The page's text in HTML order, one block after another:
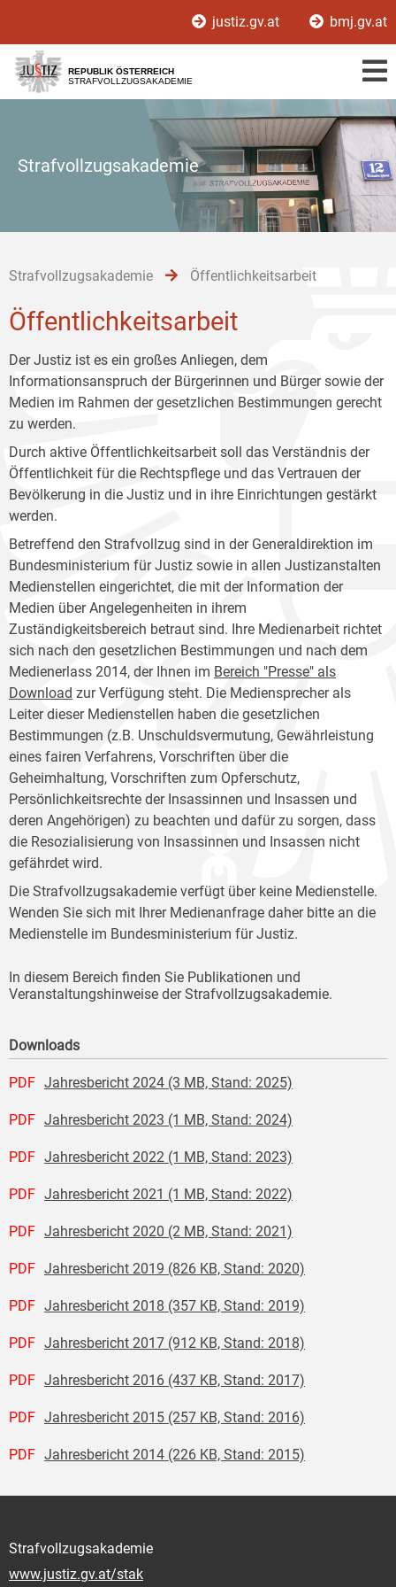
[1]
[2]
[3]
justiz.gv.at bmj.gv.at
REPUBLIK ÖSTERREICH
STRAFVOLLZUGSAKADEMIE
Strafvollzugsakademie
Strafvollzugsakademie Öffentlichkeitsarbeit
Öffentlichkeitsarbeit
Der Justiz ist es ein großes Anliegen, dem
Informationsanspruch der Bürgerinnen und Bürger sowie der
Medien im Rahmen der gesetzlichen Bestimmungen gerecht
zu werden.
Durch aktive Öffentlichkeitsarbeit soll das Verständnis der
Öffentlichkeit für die Rechtspflege und das Vertrauen der
Bevölkerung in die Justiz und in ihre Einrichtungen gestärkt
werden.
Betreffend den Strafvollzug sind in der Generaldirektion im
Bundesministerium für Justiz sowie in allen Justizanstalten
Medienstellen eingerichtet, die mit der Information der
Medien über Angelegenheiten in ihrem
Zuständigkeitsbereich betraut sind. Ihre Medienarbeit richtet
sich nach den gesetzlichen Bestimmungen und nach dem
Medienerlass 2014, der Ihnen im Bereich "Presse" als
Download zur Verfügung steht. Die Mediensprecher als
Leiter dieser Medienstellen haben die gesetzlichen
Bestimmungen (z.B. Unschuldsvermutung, Gewährleistung
eines fairen Verfahrens, Vorschriften über die
Geheimhaltung, Vorschriften zum Opferschutz,
Persönlichkeitsrechte der Insassinnen und Insassen und
deren Angehörigen) zu beachten und dafür zu sorgen, dass
die Resozialisierung von Insassinnen und Insassen nicht
gefährdet wird.
Die Strafvollzugsakademie verfügt über keine Medienstelle.
Wenden Sie sich mit Ihrer Medienanfrage daher bitte an die
Medienstelle im Bundesministerium für Justiz.
In diesem Bereich finden Sie Publikationen und
Veranstaltungshinweise der Strafvollzugsakademie.
Downloads
PDF Jahresbericht 2024 (3 MB, Stand: 2025)
PDF Jahresbericht 2023 (1 MB, Stand: 2024)
PDF Jahresbericht 2022 (1 MB, Stand: 2023)
PDF Jahresbericht 2021 (1 MB, Stand: 2022)
PDF Jahresbericht 2020 (2 MB, Stand: 2021)
PDF Jahresbericht 2019 (826 KB, Stand: 2020)
PDF Jahresbericht 2018 (357 KB, Stand: 2019)
PDF Jahresbericht 2017 (912 KB, Stand: 2018)
PDF Jahresbericht 2016 (437 KB, Stand: 2017)
PDF Jahresbericht 2015 (257 KB, Stand: 2016)
PDF Jahresbericht 2014 (226 KB, Stand: 2015)
Strafvollzugsakademie
www.justiz.gv.at/stak